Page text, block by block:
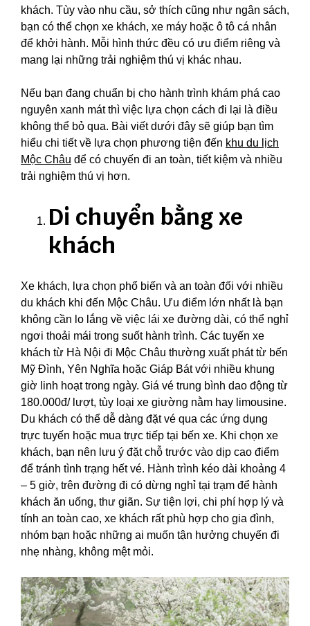
khách. Tùy vào nhu cầu, sở thích cũng như ngân sách,
bạn có thể chọn xe khách, xe máy hoặc ô tô cá nhân
để khởi hành. Mỗi hình thức đều có ưu điểm riêng và
mang lại những trải nghiệm thú vị khác nhau.
Nếu bạn đang chuẩn bị cho hành trình khám phá cao
nguyên xanh mát thì việc lựa chọn cách đi lại là điều
không thể bỏ qua. Bài viết dưới đây sẽ giúp bạn tìm
hiểu chi tiết về lựa chọn phương tiện đến khu du lịch
Mộc Châu để có chuyến đi an toàn, tiết kiệm và nhiều
trải nghiệm thú vị hơn.
Di chuyển bằng xe
khách
Xe khách, lựa chọn phổ biến và an toàn đối với nhiều
du khách khi đến Mộc Châu. Ưu điểm lớn nhất là bạn
không cần lo lắng về việc lái xe đường dài, có thể nghỉ
ngơi thoải mái trong suốt hành trình. Các tuyến xe
khách từ Hà Nội đi Mộc Châu thường xuất phát từ bến
Mỹ Đình, Yên Nghĩa hoặc Giáp Bát với nhiều khung
giờ linh hoạt trong ngày. Giá vé trung bình dao động từ
180.000đ/ lượt, tùy loại xe giường nằm hay limousine.
Du khách có thể dễ dàng đặt vé qua các ứng dụng
trực tuyến hoặc mua trực tiếp tại bến xe. Khi chọn xe
khách, bạn nên lưu ý đặt chỗ trước vào dịp cao điểm
để tránh tình trạng hết vé. Hành trình kéo dài khoảng 4
– 5 giờ, trên đường đi có dừng nghỉ tại trạm để hành
khách ăn uống, thư giãn. Sự tiện lợi, chi phí hợp lý và
tính an toàn cao, xe khách rất phù hợp cho gia đình,
nhóm bạn hoặc những ai muốn tận hưởng chuyến đi
nhẹ nhàng, không mệt mỏi.